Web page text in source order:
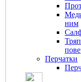
ним
Перчатки